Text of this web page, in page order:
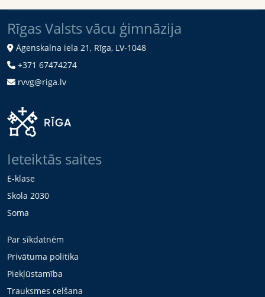
Rīgas Valsts vācu ģimnāzija
Āgenskalna iela 21, Rīga, LV-1048
+371 67474274
rvvg@riga.lv
Ieteiktās saites
E-klase
Skola 2030
Soma
Par sīkdatnēm
Privātuma politika
Piekļūstamība
Trauksmes celšana